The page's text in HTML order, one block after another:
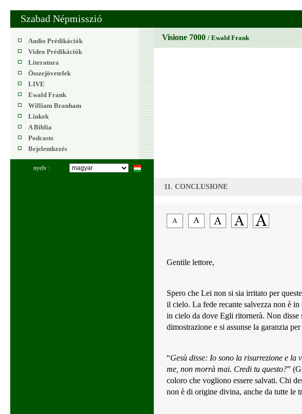
Szabad Népmisszió
Audio Prédikációk
Video Prédikációk
Literatura
Összejövetelek
LIVE
Ewald Frank
William Branham
Linkek
A Biblia
Podcasts
Bejelentkezés
nyelv :
Visione 7000 / Ewald Frank
11. CONCLUSIONE
Gentile lettore,
Spero che Lei non si sia irritato per
il cielo. La fede recante salvezza non è
in cielo da dove Egli ritornerà. Non disse
dimostrazione e si assunse la garanzia
“Gesù disse: Io sono la risurrezione e la
me, non morrà mai. Credi tu questo?”
coloro che vogliono essere salvati. Chi
non è di origine divina, anche da tutte le